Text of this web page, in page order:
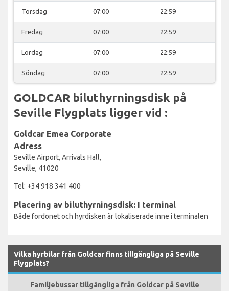
Torsdag 07:00 22:59
Fredag 07:00 22:59
Lördag 07:00 22:59
Söndag 07:00 22:59
GOLDCAR biluthyrningsdisk på
Seville Flygplats ligger vid :
Goldcar Emea Corporate
Adress
Seville Airport, Arrivals Hall,
Seville, 41020
Tel: +34 918 341 400
Placering av biluthyrningsdisk: I terminal
Både fordonet och hyrdisken är lokaliserade inne i terminalen
Vilka hyrbilar från Goldcar finns tillgängliga på Seville
Flygplats?
Familjebussar tillgängliga från Goldcar på Seville